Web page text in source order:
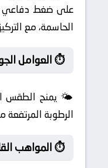
على ضغط دفاعي
الحاسمة، مع
⏱️ العوامل
🌤️ يمنح الطقس
الرطوبة المرتفعة
⏱️ المواهب